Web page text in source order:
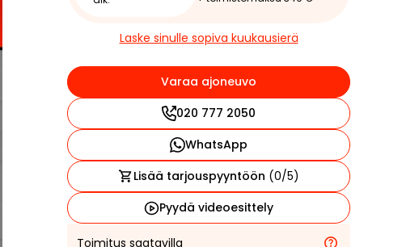
Laske sinulle sopiva kuukausierä
Varaa ajoneuvo
020 777 2050
WhatsApp
Lisää tarjouspyyntöön (0/5)
Pyydä videoesittely
Toimitus saatavilla